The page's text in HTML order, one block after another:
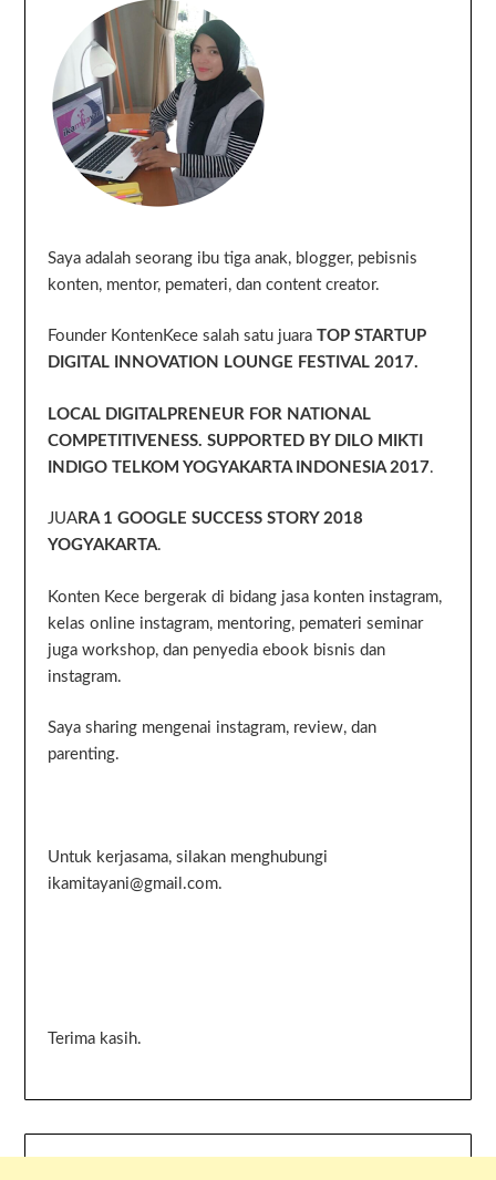
Saya adalah seorang ibu tiga anak, blogger, pebisnis
konten, mentor, pemateri, dan content creator.
Founder KontenKece salah satu juaraTOP STARTUP
DIGITAL INNOVATION LOUNGE FESTIVAL 2017.
LOCAL DIGITALPRENEUR FOR NATIONAL
COMPETITIVENESS. SUPPORTED BY DILO MIKTI
INDIGO TELKOM YOGYAKARTA INDONESIA 2017.
JUA RA 1 GOOGLE SUCCESS STORY 2018
YOGYAKARTA.
Konten Kece bergerak di bidang jasa konten instagram,
kelas online instagram, mentoring, pemateri seminar
juga workshop, dan penyedia ebook bisnis dan
instagram.
Saya sharing mengenai instagram, review, dan
parenting.
Untuk kerjasama, silakan menghubungi
ikamitayani@gmail.com.
Terima kasih.